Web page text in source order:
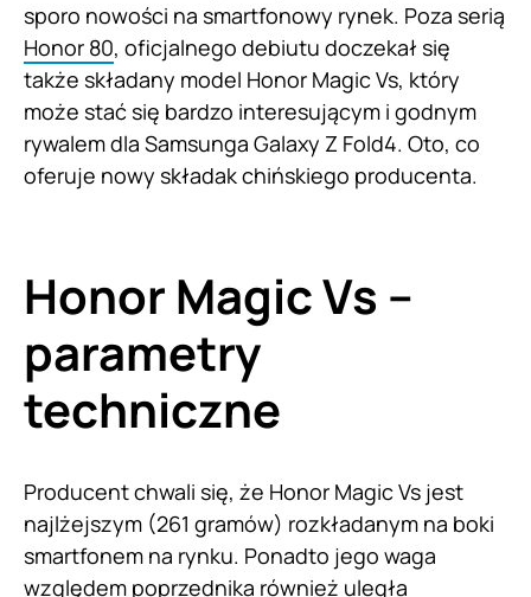
sporo nowości na smartfonowy rynek. Poza serią
Honor 80, oficjalnego debiutu doczekał się
także składany model Honor Magic Vs, który
może stać się bardzo interesującym i godnym
rywalem dla Samsunga Galaxy Z Fold4. Oto, co
oferuje nowy składak chińskiego producenta.
Honor Magic Vs –
parametry
techniczne
Producent chwali się, że Honor Magic Vs jest
najlżejszym (261 gramów) rozkładanym na boki
smartfonem na rynku. Ponadto jego waga
względem poprzednika również uległa